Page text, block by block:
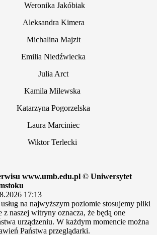
Weronika Jakóbiak
Aleksandra Kimera
Michalina Majzit
Emilia Niedźwiecka
Julia Arct
Kamila Milewska
Katarzyna Pogorzelska
Laura Marciniec
Wiktor Terlecki
www.umb.edu.pl © Uniwersytet
17:13
na najwyższym poziomie stosujemy pliki
z naszej witryny oznacza, że będą one
urządzeniu. W każdym momencie można
Państwa przeglądarki.